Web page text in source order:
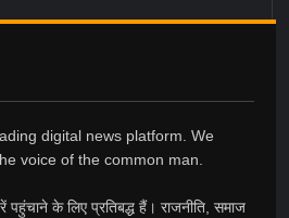
digital news platform. We
voice of the common man.
के लिए प्रतिबद्ध हैं। राजनीति, समाज